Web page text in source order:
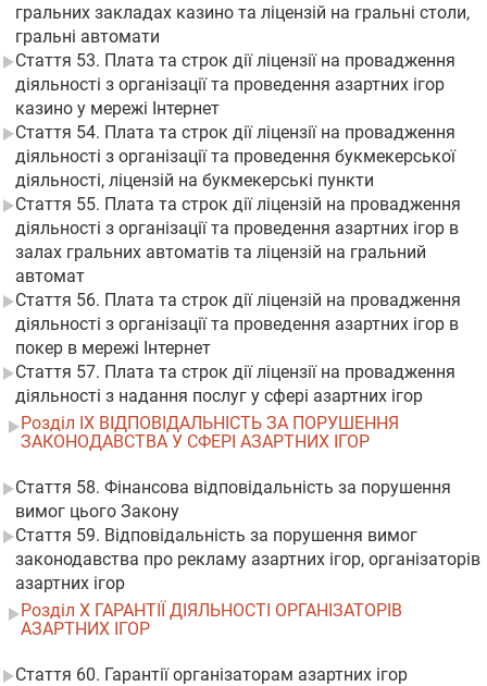
гральних закладах казино та ліцензій на гральні столи,
гральні автомати
Стаття 53. Плата та строк дії ліцензії на провадження
діяльності з організації та проведення азартних ігор
казино у мережі Інтернет
Стаття 54. Плата та строк дії ліцензії на провадження
діяльності з організації та проведення букмекерської
діяльності, ліцензій на букмекерські пункти
Стаття 55. Плата та строк дії ліцензій на провадження
діяльності з організації та проведення азартних ігор в
залах гральних автоматів та ліцензій на гральний
автомат
Стаття 56. Плата та строк дії ліцензій на провадження
діяльності з організації та проведення азартних ігор в
покер в мережі Інтернет
Стаття 57. Плата та строк дії ліцензії на провадження
діяльності з надання послуг у сфері азартних ігор
Розділ IX ВІДПОВІДАЛЬНІСТЬ ЗА ПОРУШЕННЯ
ЗАКОНОДАВСТВА У СФЕРІ АЗАРТНИХ ІГОР
Стаття 58. Фінансова відповідальність за порушення
вимог цього Закону
Стаття 59. Відповідальність за порушення вимог
законодавства про рекламу азартних ігор, організаторів
азартних ігор
Розділ X ГАРАНТІЇ ДІЯЛЬНОСТІ ОРГАНІЗАТОРІВ
АЗАРТНИХ ІГОР
Стаття 60. Гарантії організаторам азартних ігор